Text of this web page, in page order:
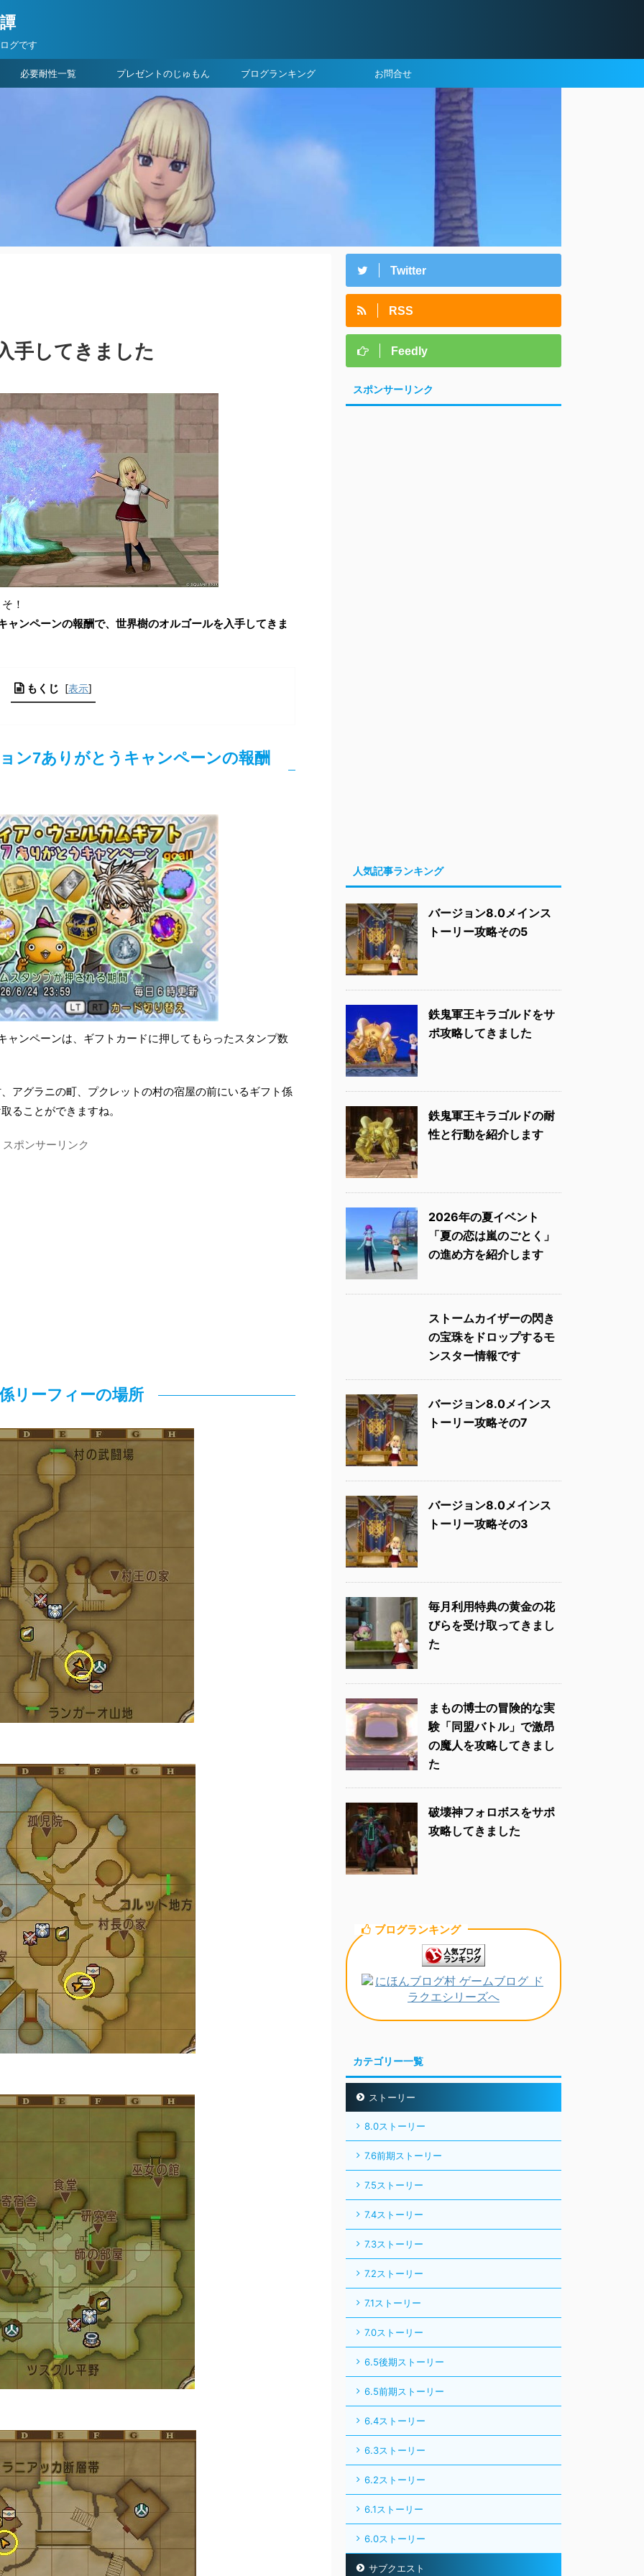
グです
必要耐性一覧 プレゼントのじゅもん ブログランキング お問合せ
手してきました
！
ンペーンの報酬で、世界樹のオルゴールを入手してきま
もくじ [表示]
ン7ありがとうキャンペーンの報酬
ャンペーンは、ギフトカードに押してもらったスタンプ数
アグラニの町、プクレットの村の宿屋の前にいるギフト係
ることができますね。
スポンサーリンク
リーフィーの場所
Twitter
RSS
Feedly
スポンサーリンク
人気記事ランキング
バージョン8.0メインス
トーリー攻略その5
鉄鬼軍王キラゴルドをサ
ポ攻略してきました
鉄鬼軍王キラゴルドの耐
性と行動を紹介します
2026年の夏イベント
「夏の恋は嵐のごとく」
の進め方を紹介します
ストームカイザーの閃き
の宝珠をドロップするモ
ンスター情報です
バージョン8.0メインス
トーリー攻略その7
バージョン8.0メインス
トーリー攻略その3
毎月利用特典の黄金の花
びらを受け取ってきまし
た
まもの博士の冒険的な実
験「同盟バトル」で激昂
の魔人を攻略してきまし
た
破壊神フォロボスをサポ
攻略してきました
ブログランキング
カテゴリー一覧
ストーリー
8.0ストーリー
7.6前期ストーリー
7.5ストーリー
7.4ストーリー
7.3ストーリー
7.2ストーリー
7.1ストーリー
7.0ストーリー
6.5後期ストーリー
6.5前期ストーリー
6.4ストーリー
6.3ストーリー
6.2ストーリー
6.1ストーリー
6.0ストーリー
サブクエスト